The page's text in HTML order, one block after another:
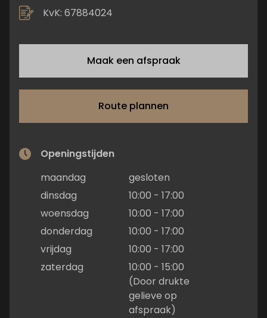
KvK: 67884024
Maak een afspraak
Route plannen
Openingstijden
maandag
gesloten
dinsdag
10:00 - 17:00
woensdag
10:00 - 17:00
donderdag
10:00 - 17:00
vrijdag
10:00 - 17:00
zaterdag
10:00 - 15:00
(Door drukte
gelieve op
afspraak)